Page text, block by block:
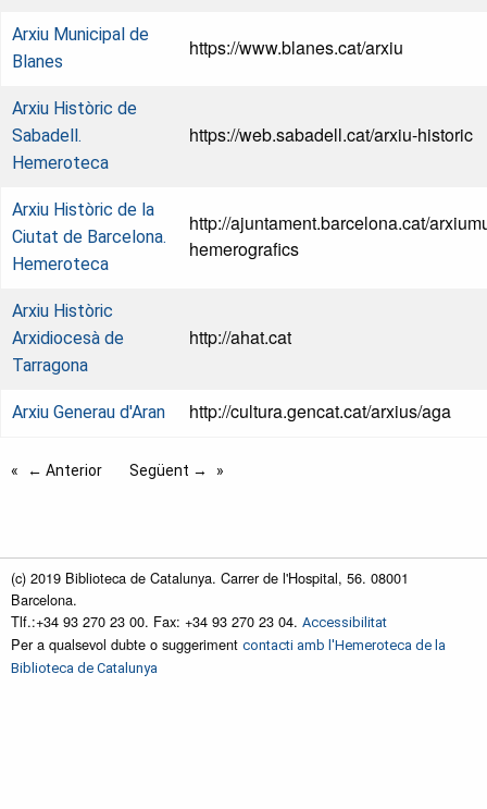
Arxiu Municipal de
Blanes
https://www.blanes.cat/arxiu
Arxiu Històric de
Sabadell.
Hemeroteca
https://web.sabadell.cat/arxiu-historic
Arxiu Històric de la
Ciutat de Barcelona.
Hemeroteca
http://ajuntament.barcelona.cat/
hemerografics
Arxiu Històric
Arxidiocesà de
Tarragona
http://ahat.cat
Arxiu Generau d'Aran http://cultura.gencat.cat/arxius/aga
← Anterior Següent →
(c) 2019 Biblioteca de Catalunya. Carrer de l'Hospital, 56. 08001
Barcelona.
Tlf.:+34 93 270 23 00. Fax: +34 93 270 23 04. Accessibilitat
Per a qualsevol dubte o suggeriment contacti amb l'Hemeroteca de la
Biblioteca de Catalunya